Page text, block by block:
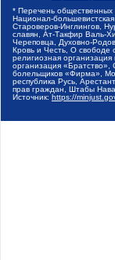
* Перечень общественных
Национал-
Староверов-Инглингов,
славян, Ат-Такфир Валь-
Череповца, Духовно-
Кровь и Честь, О свободе
религиозная
организация
болельщиков «Фирма»,
республика Русь,
прав граждан, Штабы
Источник: https://